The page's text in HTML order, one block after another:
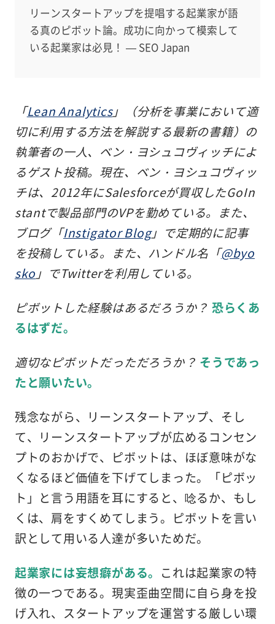
リーンスタートアップを提唱する起業家が語
る真のピボット論。成功に向かって模索して
いる起業家は必見！ — SEO Japan
「Lean Analytics」（分析を事業において適
切に利用する方法を解説する最新の書籍）の
執筆者の一人、ベン・ヨシュコヴィッチによ
るゲスト投稿。現在、ベン・ヨシュコヴィッ
チは、2012年にSalesforceが買収したGoIn
stantで製品部門のVPを勤めている。また、
ブログ「Instigator Blog」で定期的に記事
を投稿している。また、ハンドル名「@byo
sko 」でTwitterを利用している。
ピボットした経験はあるだろうか？ 恐らくあ
るはずだ。
適切なピボットだっただろうか？ そうであっ
たと願いたい。
残念ながら、リーンスタートアップ、そし
て、リーンスタートアップが広めるコンセン
プトのおかげで、ピボットは、ほぼ意味がな
くなるほど価値を下げてしまった。「ピボッ
ト」と言う用語を耳にすると、唸るか、もし
くは、肩をすくめてしまう。ピボットを言い
訳として用いる人達が多いためだ。
起業家には妄想癖がある。 これは起業家の特
徴の一つである。現実歪曲空間に自ら身を投
げ入れ、スタートアップを運営する厳しい環